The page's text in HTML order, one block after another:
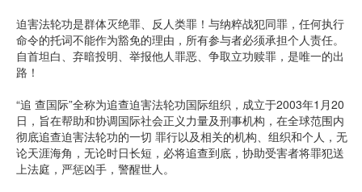
迫害法轮功是群体灭绝罪、反人类罪！与纳粹战犯同罪，任何执行
命令的托词不能作为豁免的理由，所有参与者必须承担个人责任。
自首坦白、弃暗投明、举报他人罪恶、争取立功赎罪，是唯一的出
路！
“追 查国际”全称为追查迫害法轮功国际组织，成立于2003年1月20
日，旨在帮助和协调国际社会正义力量及刑事机构，在全球范围内
彻底追查迫害法轮功的一切 罪行以及相关的机构、组织和个人，无
论天涯海角，无论时日长短，必将追查到底，协助受害者将罪犯送
上法庭，严惩凶手，警醒世人。